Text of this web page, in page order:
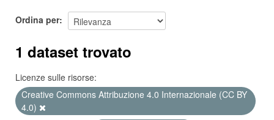
Ordina per
1 dataset trovato
Licenze sulle risorse:
Creative Commons Attribuzione 4.0 Internazionale (CC BY
4.0)